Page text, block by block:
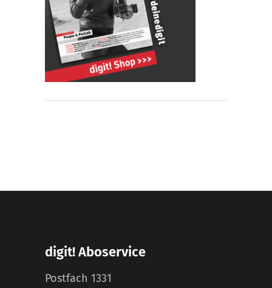
digit! Aboservice
Postfach 1331